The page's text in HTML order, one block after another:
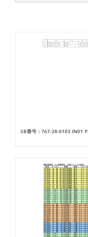
SB番号：767-28-0103 IN01